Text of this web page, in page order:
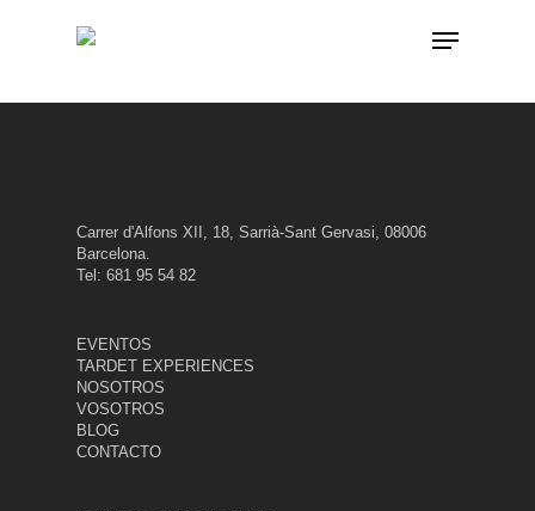
Menu
Carrer d'Alfons XII, 18, Sarrià-Sant Gervasi, 08006
Barcelona.
Tel: 681 95 54 82
EVENTOS
TARDET EXPERIENCES
NOSOTROS
VOSOTROS
BLOG
CONTACTO